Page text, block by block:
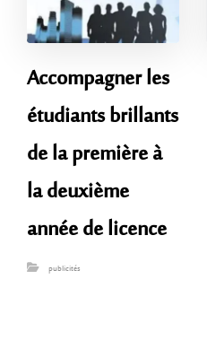
Accompagner les
étudiants brillants
de la première à
la deuxième
année de licence
publicités